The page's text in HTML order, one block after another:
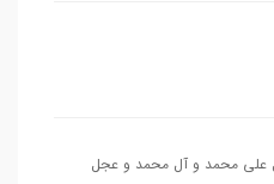
علی محمد و آل محمد و عجل